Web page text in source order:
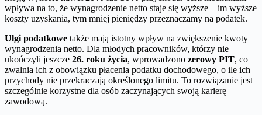
wpływa na to, że wynagrodzenie netto staje się wyższe – im wyższe
koszty uzyskania, tym mniej pieniędzy przeznaczamy na podatek.
Ulgi podatkowe także mają istotny wpływ na zwiększenie kwoty
wynagrodzenia netto. Dla młodych pracowników, którzy nie
ukończyli jeszcze 26. roku życia, wprowadzono zerowy PIT, co
zwalnia ich z obowiązku płacenia podatku dochodowego, o ile ich
przychody nie przekraczają określonego limitu. To rozwiązanie jest
szczególnie korzystne dla osób zaczynających swoją karierę
zawodową.